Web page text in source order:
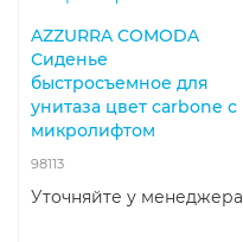
AZZURRA COMODA
Сиденье
быстросъемное для
унитаза цвет carbone с
микролифтом
98113
Уточняйте у менеджера